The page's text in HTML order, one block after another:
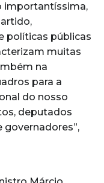
importantíssima,
políticas públicas
muitas
na
para a
do nosso
deputados
governadores”,